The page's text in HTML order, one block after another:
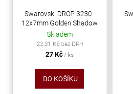
Swarovski DROP 3230 -
12x7mm Golden Shadow
Skladem
22,31 Kč bez DPH
27 Kč / ks
DO KOŠÍKU